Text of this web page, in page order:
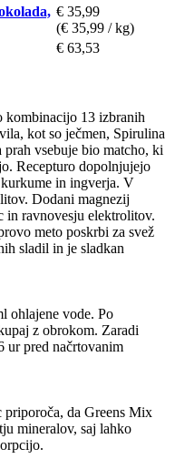
€ 35,99
(€ 35,99 / kg)
€ 63,53
kombinacijo 13 izbranih
kot so ječmen, Spirulina
vsebuje bio matcho, ki
Recepturo dopolnjujejo
in ingverja. V
Dodani magnezij
in ravnovesju elektrolitov.
meto poskrbi za svež
sladil in je sladkan
ohlajene vode. Po
z obrokom. Zaradi
ur pred načrtovanim
priporoča, da Greens Mix
mineralov, saj lahko